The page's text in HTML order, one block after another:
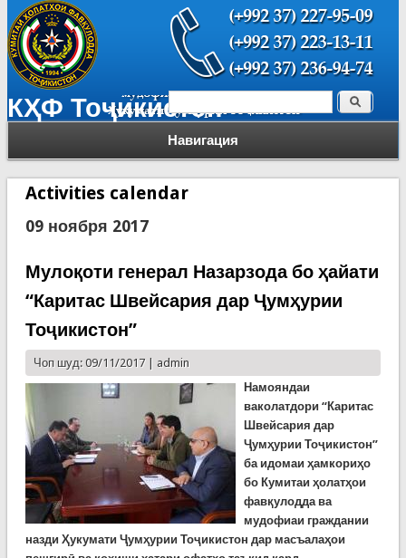
КҲФ Тоҷикистон
Навигация
Форма поиска Поиск
Activities calendar
09 ноября 2017
Мулоқоти генерал Назарзода бо ҳайати
“Каритас Швейсария дар Ҷумҳурии
Тоҷикистон”
Чоп шуд: 09/11/2017 | admin
Намояндаи
ваколатдори “Каритас
Швейсария дар
Ҷумҳурии Тоҷикистон”
ба идомаи ҳамкориҳо
бо Кумитаи ҳолатҳои
фавқулодда ва
мудофиаи граждании
назди Ҳукумати Ҷумҳурии Тоҷикистон дар масъалаҳои